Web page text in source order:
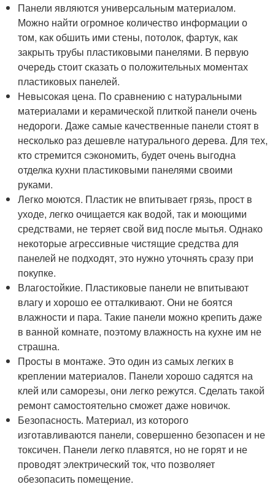
Панели являются универсальным материалом.
Можно найти огромное количество информации о
том, как обшить ими стены, потолок, фартук, как
закрыть трубы пластиковыми панелями. В первую
очередь стоит сказать о положительных моментах
пластиковых панелей.
Невысокая цена. По сравнению с натуральными
материалами и керамической плиткой панели очень
недороги. Даже самые качественные панели стоят в
несколько раз дешевле натурального дерева. Для тех,
кто стремится сэкономить, будет очень выгодна
отделка кухни пластиковыми панелями своими
руками.
Легко моются. Пластик не впитывает грязь, прост в
уходе, легко очищается как водой, так и моющими
средствами, не теряет свой вид после мытья. Однако
некоторые агрессивные чистящие средства для
панелей не подходят, это нужно уточнять сразу при
покупке.
Влагостойкие. Пластиковые панели не впитывают
влагу и хорошо ее отталкивают. Они не боятся
влажности и пара. Такие панели можно крепить даже
в ванной комнате, поэтому влажность на кухне им не
страшна.
Просты в монтаже. Это один из самых легких в
креплении материалов. Панели хорошо садятся на
клей или саморезы, они легко режутся. Сделать такой
ремонт самостоятельно сможет даже новичок.
Безопасность. Материал, из которого
изготавливаются панели, совершенно безопасен и не
токсичен. Панели легко плавятся, но не горят и не
проводят электрический ток, что позволяет
обезопасить помещение.